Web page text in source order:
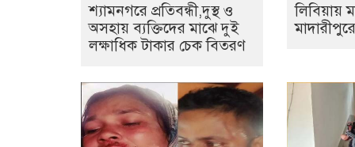
শ্যামনগরে প্রতিবন্ধী,দুস্থ ও
অসহায় ব্যক্তিদের মাঝে দুই
লক্ষাধিক টাকার চেক বিতরণ
লিবিয়ায়